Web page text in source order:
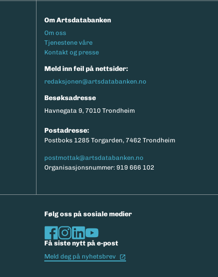
Om Artsdatabanken
Footermeny
Om oss
Tjenestene våre
Kontakt og presse
Meld inn feil på nettsider:
redaksjonen@artsdatabanken.no
Besøksadresse
Havnegata 9, 7010 Trondheim
Postadresse:
Postboks 1285 Torgarden, 7462 Trondheim
postmottak@artsdatabanken.no
Organisasjonsnummer: 919 666 102
Følg oss på sosiale medier
Få siste nytt på e-post
Meld deg på nyhetsbrev